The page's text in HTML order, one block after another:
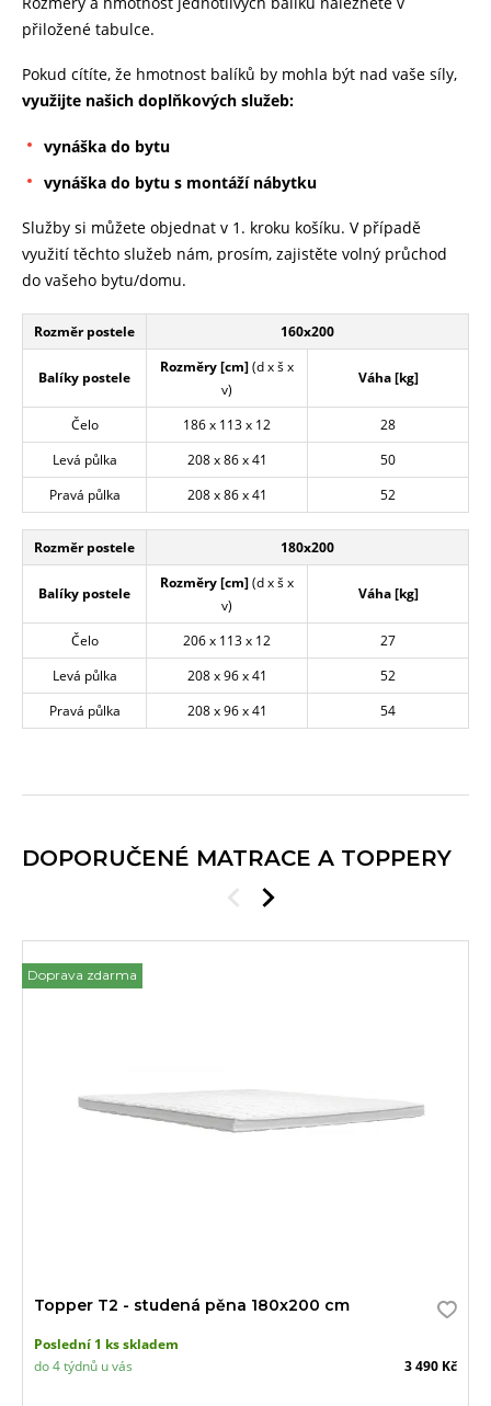
přiložené tabulce.
Pokud cítíte, že hmotnost balíků by mohla být nad vaše síly,
využijte našich doplňkových služeb:
vynáška do bytu
vynáška do bytu s montáží nábytku
Služby si můžete objednat v 1. kroku košíku. V případě
využití těchto služeb nám, prosím, zajistěte volný průchod
do vašeho bytu/domu.
Rozměr postele 160x200
Balíky postele
Rozměry [cm](d x š x
v)
Váha [kg]
Čelo 186 x 113 x 12
28
Levá půlka
208 x 86 x 41
50
Pravá půlka
208 x 86 x 41 52
Rozměr postele 180x200
Balíky postele
Rozměry [cm](d x š x
v)
Váha [kg]
Čelo 206 x 113 x 12
27
Levá půlka
208 x 96 x 41
52
Pravá půlka
208 x 96 x 41 54
DOPORUČENÉ MATRACE A TOPPERY
Doprava zdarma
Topper T2 - studená pěna 180x200 cm
Poslední 1 ks skladem
do 4 týdnů u vás
3 490 Kč